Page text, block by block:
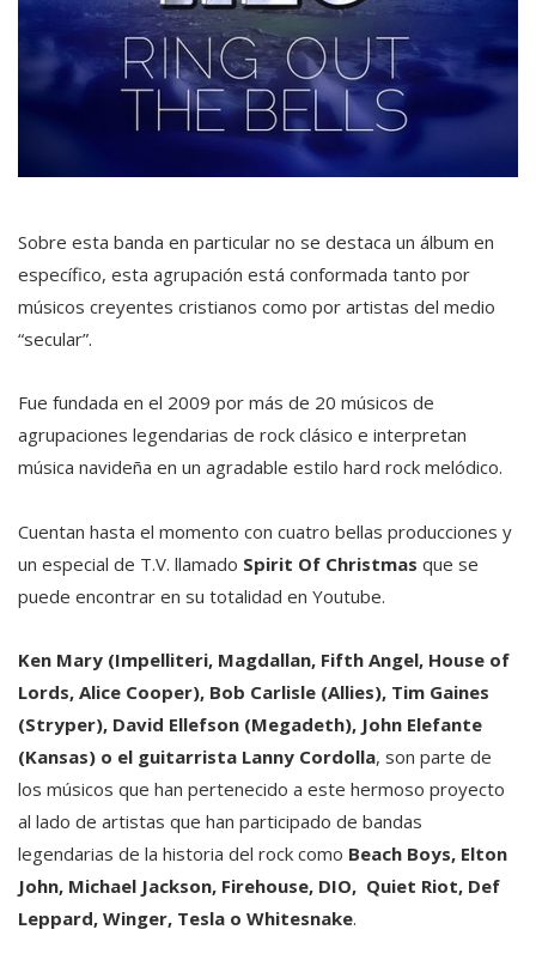
Sobre esta banda en particular no se destaca un álbum en
específico, esta agrupación está conformada tanto por
músicos creyentes cristianos como por artistas del medio
“secular”.
Fue fundada en el 2009 por más de 20 músicos de
agrupaciones legendarias de rock clásico e interpretan
música navideña en un agradable estilo hard rock melódico.
Cuentan hasta el momento con cuatro bellas producciones y
un especial de T.V. llamado Spirit Of Christmas que se
puede encontrar en su totalidad en Youtube.
Ken Mary (Impelliteri, Magdallan, Fifth Angel, House of
Lords, Alice Cooper), Bob Carlisle (Allies), Tim Gaines
(Stryper), David Ellefson (Megadeth), John Elefante
(Kansas) o el guitarrista Lanny Cordolla, son parte de
los músicos que han pertenecido a este hermoso proyecto
al lado de artistas que han participado de bandas
legendarias de la historia del rock como Beach Boys, Elton
John, Michael Jackson, Firehouse, DIO, Quiet Riot, Def
Leppard, Winger, Tesla o Whitesnake.